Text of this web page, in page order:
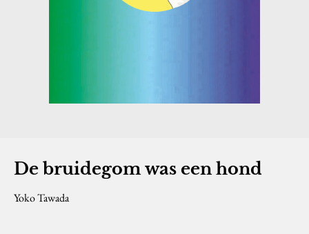
De bruidegom was een hond
Yoko Tawada